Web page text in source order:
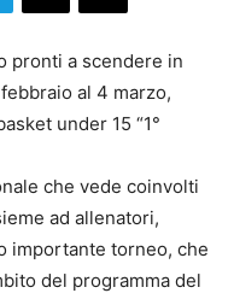
pronti a scendere in
al 4 marzo,
under 15 “1°
che vede coinvolti
ad allenatori,
importante torneo, che
del programma del